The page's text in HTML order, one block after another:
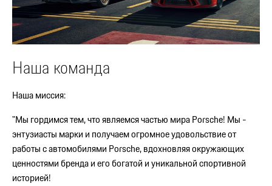
Наша команда
Наша миссия:
"Мы гордимся тем, что являемся частью мира Porsche! Мы -
энтузиасты марки и получаем огромное удовольствие от
работы с автомобилями Porsche, вдохновляя окружающих
ценностями бренда и его богатой и уникальной спортивной
историей!